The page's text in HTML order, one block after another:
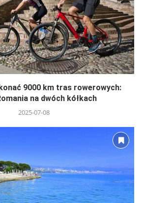
9000 km tras rowerowych:
na dwóch kółkach
2025-07-08